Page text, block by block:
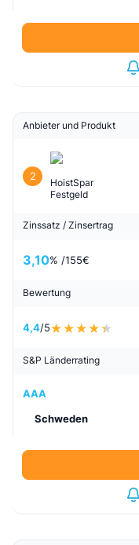
Anbieter und Produkt
2
HoistSpar
Festgeld
Zinssatz / Zinsertrag
3,10% /155€
Bewertung
4,4/5
S&P Länderrating
AAA
Schweden